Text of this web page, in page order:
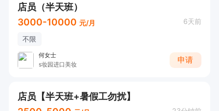
店员（半天班）
3000-10000 元/月 6天前
不限
何女士
s妆园进口美妆
申请
店员【半天班+暑假工勿扰】